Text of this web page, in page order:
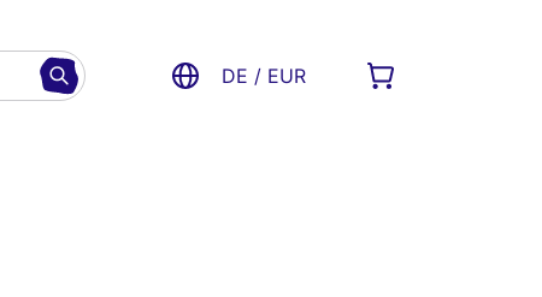
DE / EUR